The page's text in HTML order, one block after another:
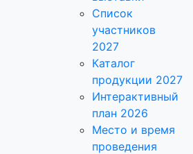
Список
участников
2027
Каталог
продукции 2027
Интерактивный
план 2026
Место и время
проведения